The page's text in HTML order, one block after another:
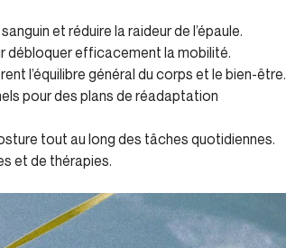
et réduire la raideur de l’épaule.
débloquer efficacement la mobilité.
l’équilibre général du corps et le bien-être.
pour des plans de réadaptation
tout au long des tâches quotidiennes.
et de thérapies.